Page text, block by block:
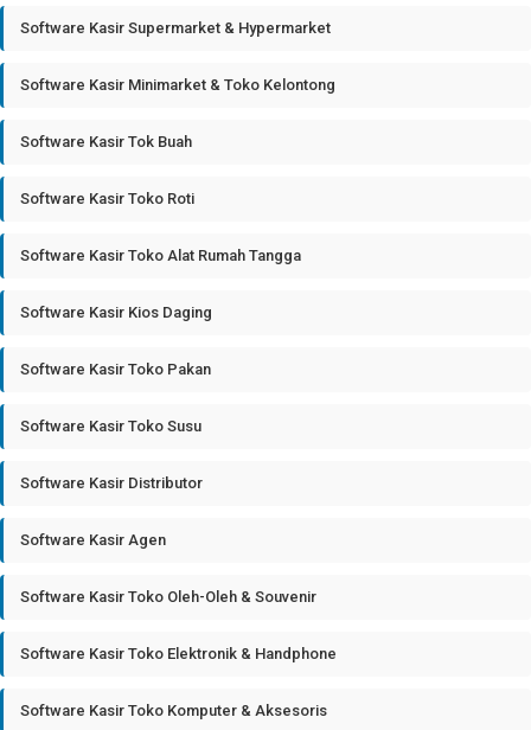
Software Kasir Supermarket & Hypermarket
Software Kasir Minimarket & Toko Kelontong
Software Kasir Tok Buah
Software Kasir Toko Roti
Software Kasir Toko Alat Rumah Tangga
Software Kasir Kios Daging
Software Kasir Toko Pakan
Software Kasir Toko Susu
Software Kasir Distributor
Software Kasir Agen
Software Kasir Toko Oleh-Oleh & Souvenir
Software Kasir Toko Elektronik & Handphone
Software Kasir Toko Komputer & Aksesoris